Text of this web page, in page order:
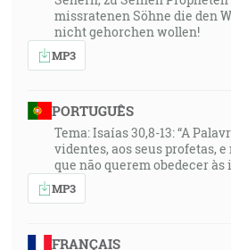
missratenen Söhne die den
nicht gehorchen wollen!
MP3
PORTUGUÊS
Tema: Isaías 30,8-13: “A
videntes, aos seus profetas,
que não querem obedecer às
MP3
FRANÇAIS